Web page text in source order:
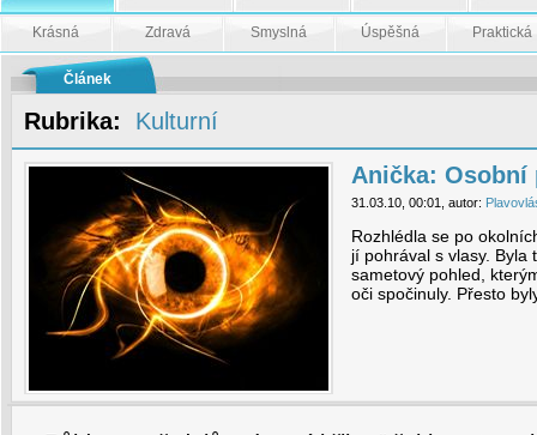
Krásná Zdravá Smyslná Úspěšná Praktická
Článek
Rubrika: Kulturní
Anička: Osobní
31.03.10, 00:01, autor:
Rozhlédla se po
jí pohrával s vlasy. Byla
sametový pohled,
oči spočinuly. Přesto